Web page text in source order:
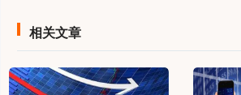
相关文章